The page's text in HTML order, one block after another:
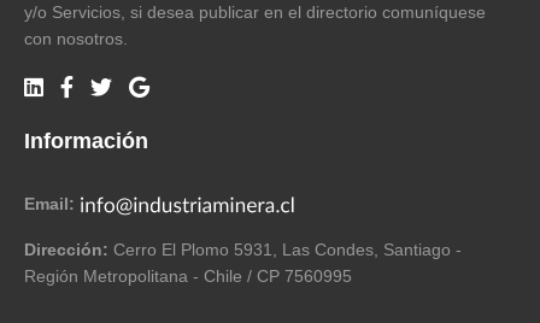
y/o Servicios, si desea publicar en el directorio comuníquese
con nosotros.
Información
Email:
Dirección: Cerro El Plomo 5931, Las Condes, Santiago -
Región Metropolitana - Chile / CP 7560995